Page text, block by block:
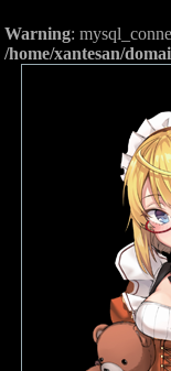
Warning:
/home/xantesan/